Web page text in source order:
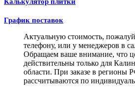
График поставок
Актуальную стоимость,
телефону, или у менеджеров в
Обращаем ваше внимание, что
действительны только для
области. При заказе в регионы
рассчитываются по